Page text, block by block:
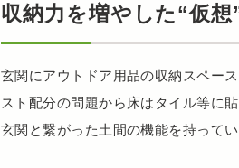
収納力を増やした“仮想
玄関にアウトドア用品の収納スペー
スト配分の問題から床はタイル等に
玄関と繋がった土間の機能を持ってい